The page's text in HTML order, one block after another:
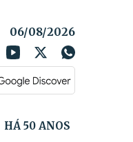
06/08/2026
HÁ 50 ANOS